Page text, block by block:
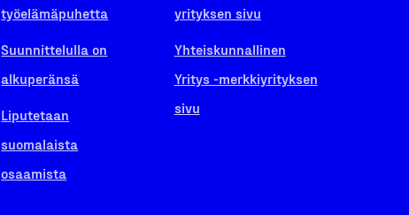
työelämäpuhetta
Suunnittelulla on
alkuperänsä
Liputetaan
suomalaista
osaamista
yrityksen sivu
Yhteiskunnallinen
Yritys -merkkiyrityksen
sivu